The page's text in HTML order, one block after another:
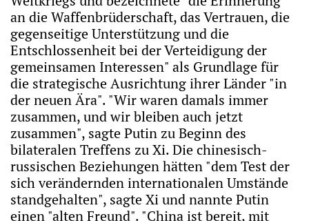
an die Waffenbrüderschaft, das Vertrauen, die
gegenseitige Unterstützung und die
Entschlossenheit bei der Verteidigung der
gemeinsamen Interessen" als Grundlage für
die strategische Ausrichtung ihrer Länder "in
der neuen Ära". "Wir waren damals immer
zusammen, und wir bleiben auch jetzt
zusammen", sagte Putin zu Beginn des
bilateralen Treffens zu Xi. Die chinesisch-
russischen Beziehungen hätten "dem Test der
sich verändernden internationalen Umstände
standgehalten", sagte Xi und nannte Putin
einen "alten Freund". "China ist bereit, mit